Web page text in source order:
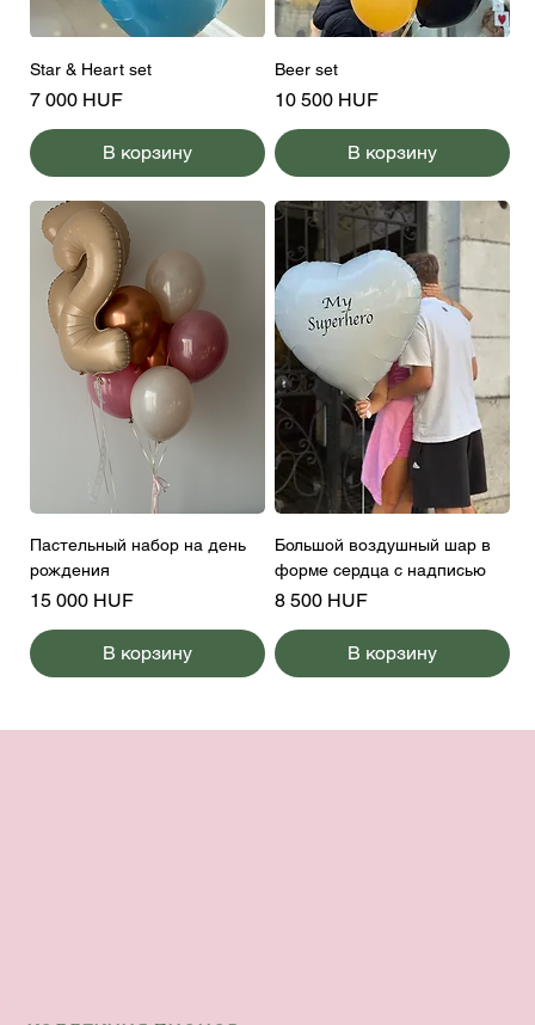
Star & Heart set
Цена
7 000 HUF
В корзину
Beer set
Цена
10 500 HUF
В корзину
Пастельный набор на день
рождения
Цена
15 000 HUF
В корзину
Большой воздушный шар в
форме сердца с надписью
Цена
8 500 HUF
В корзину